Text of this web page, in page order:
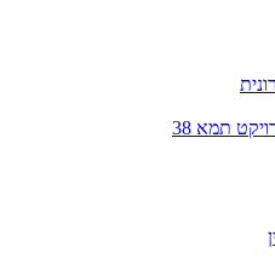
תמא 38